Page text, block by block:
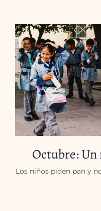
Octubre: Un
Los niños piden pan y